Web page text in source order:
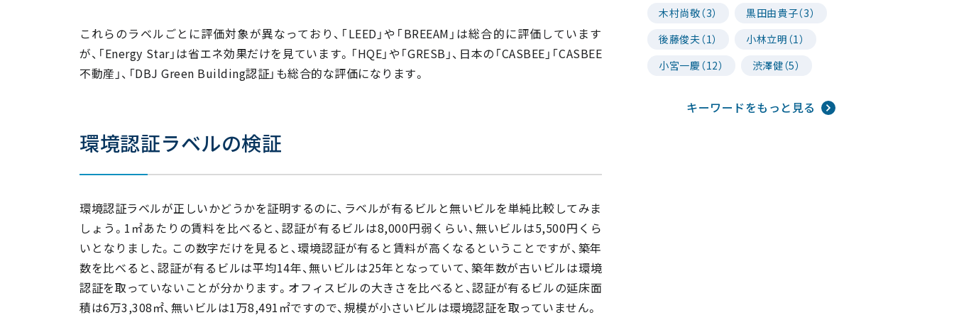
これらのラベルごとに評価対象が異なっており、「LEED」や「BREEAM」は総合的に評価しています
が、「Energy Star」は省エネ効果だけを見ています。「HQE」や「GRESB」、日本の「CASBEE」「CASBEE
不動産」、「DBJ Green Building認証」も総合的な評価になります。
環境認証ラベルの検証
環境認証ラベルが正しいかどうかを証明するのに、ラベルが有るビルと無いビルを単純比較してみま
しょう。1㎡あたりの賃料を比べると、認証が有るビルは8,000円弱くらい、無いビルは5,500円くら
いとなりました。この数字だけを見ると、環境認証が有ると賃料が高くなるということですが、築年
数を比べると、認証が有るビルは平均14年、無いビルは25年となっていて、築年数が古いビルは環境
認証を取っていないことが分かります。オフィスビルの大きさを比べると、認証が有るビルの延床面
積は6万3,308㎡、無いビルは1万8,491㎡ですので、規模が小さいビルは環境認証を取っていません。
木村尚敬（3）
黒田由貴子（3）
後藤俊夫（1）
小林立明（1）
小宮一慶（12）
渋澤健（5）
キーワードをもっと見る